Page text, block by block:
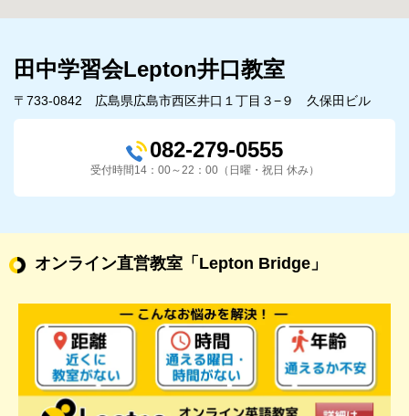
田中学習会Lepton井口教室
〒733-0842 広島県広島市西区井口１丁目３−９ 久保田ビル
082-279-0555
受付時間14：00～22：00（日曜・祝日 休み）
オンライン直営教室 「Lepton Bridge」